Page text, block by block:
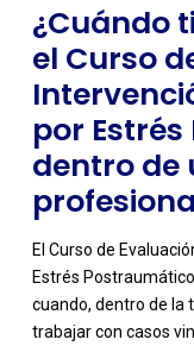
¿Cuándo
el Curso
por
dentro de
El Curso de
Estrés
cuando, dentro de la
trabajar con casos